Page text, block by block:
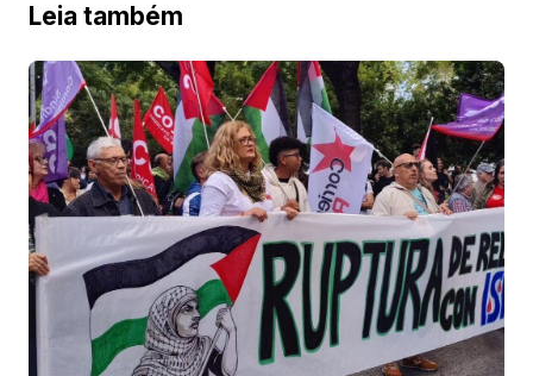
Leia também